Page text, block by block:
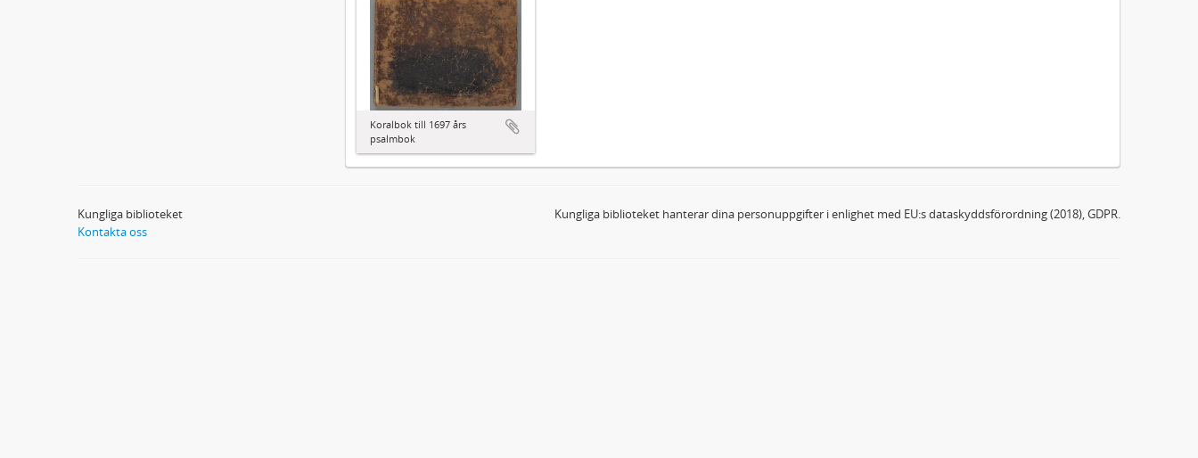
Koralbok till 1697 års
psalmbok
Kungliga biblioteket
Kontakta oss
Kungliga biblioteket hanterar dina personuppgifter i enlighet med EU:s dataskyddsförordning (2018), GDPR.